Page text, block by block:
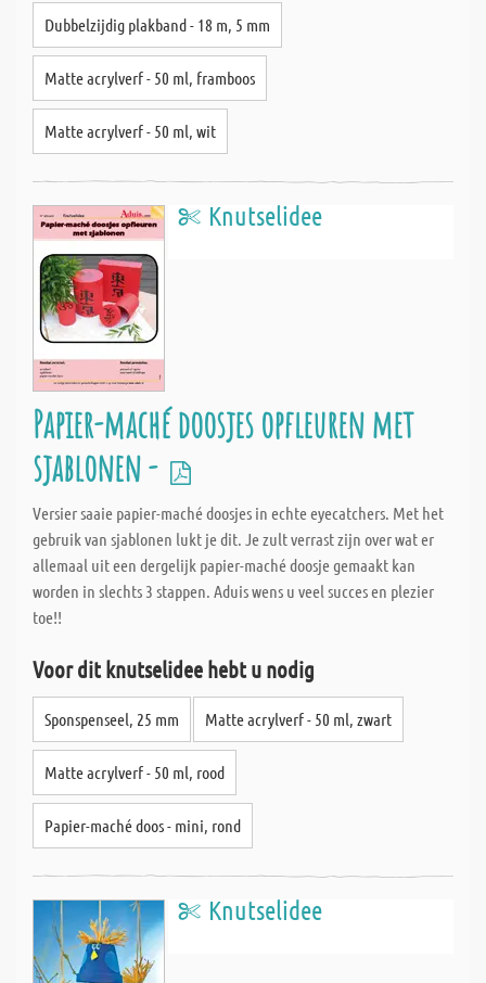
Dubbelzijdig plakband - 18 m, 5 mm
Matte acrylverf - 50 ml, framboos
Matte acrylverf - 50 ml, wit
Knutselidee
Papier-maché doosjes opfleuren met
sjablonen -
Versier saaie papier-maché doosjes in echte eyecatchers. Met het
gebruik van sjablonen lukt je dit. Je zult verrast zijn over wat er
allemaal uit een dergelijk papier-maché doosje gemaakt kan
worden in slechts 3 stappen. Aduis wens u veel succes en plezier
toe!!
Voor dit knutselidee hebt u nodig
Sponspenseel, 25 mm Matte acrylverf - 50 ml, zwart
Matte acrylverf - 50 ml, rood
Papier-maché doos - mini, rond
Knutselidee